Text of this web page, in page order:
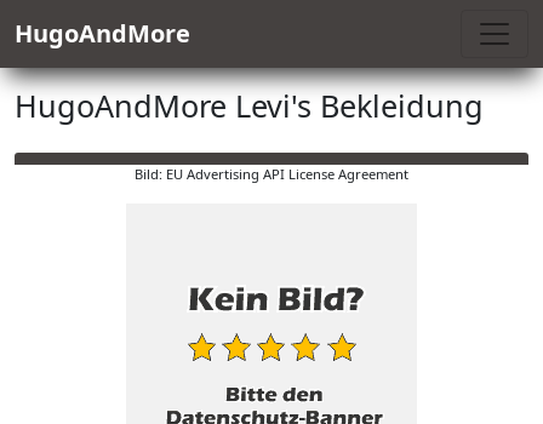
HugoAndMore
HugoAndMore Levi's Bekleidung
Bild: EU Advertising API License Agreement